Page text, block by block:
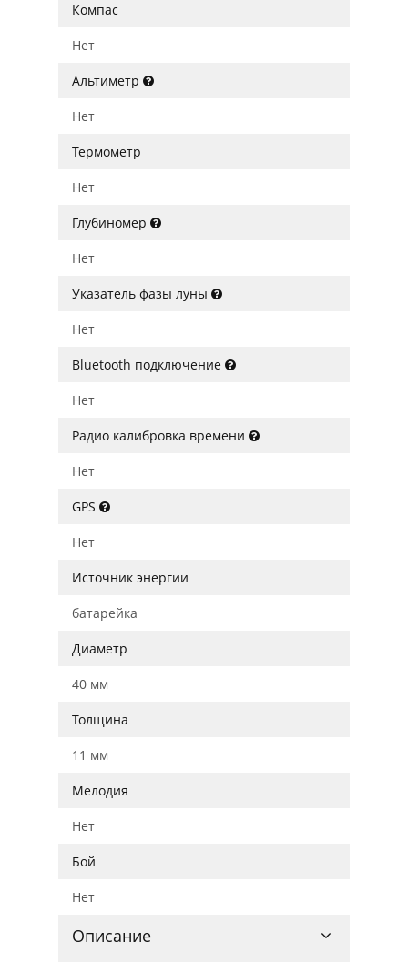
Компас
Нет
Альтиметр
Нет
Термометр
Нет
Глубиномер
Нет
Указатель фазы луны
Нет
Bluetooth подключение
Нет
Радио калибровка времени
Нет
GPS
Нет
Источник энергии
батарейка
Диаметр
40 мм
Толщина
11 мм
Мелодия
Нет
Бой
Нет
Описание